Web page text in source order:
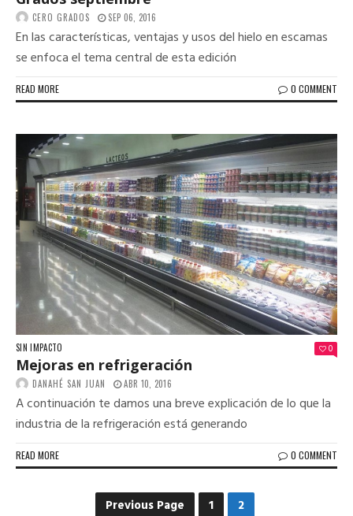
CERO GRADOS SEP 06, 2016
En las características, ventajas y usos del hielo en escamas
se enfoca el tema central de esta edición
READ MORE 0 COMMENT
SIN IMPACTO 0
Mejoras en refrigeración
DANAHÉ SAN JUAN ABR 10, 2016
A continuación te damos una breve explicación de lo que la
industria de la refrigeración está generando
READ MORE 0 COMMENT
Previous Page 1 2